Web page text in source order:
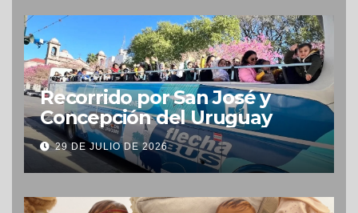
Recorrido por San José y
Concepción del Uruguay
29 DE JULIO DE 2026